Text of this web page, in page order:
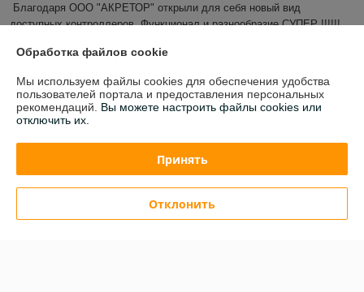
Благодаря ООО "АКРЕТОР" открыли для себя новый вид
доступных контроллеров. Функционал и разнообразие СУПЕР !!!!!!
Показать все отзывы
О нас
Контакты
Доставка и оплата
График работы
Обработка файлов cookie
Мы используем файлы cookies для обеспечения удобства
пользователей портала и предоставления персональных
рекомендаций. Вы можете настроить файлы cookies или
отключить их.
Принять
Отклонить